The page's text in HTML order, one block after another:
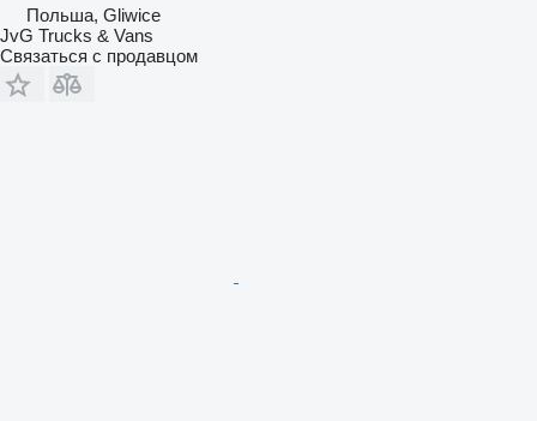
Польша, Gliwice
JvG Trucks & Vans
Связаться с продавцом